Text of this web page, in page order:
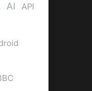
AI API